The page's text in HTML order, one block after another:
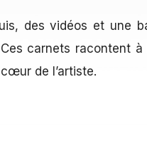
des vidéos et une
carnets racontent
de l’artiste.